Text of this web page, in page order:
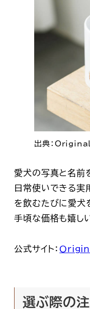
出典：
愛犬の写真と名前
日常使いできる実
を飲むたびに愛
手頃な価格も嬉しい
公式サイト：
選ぶ際の